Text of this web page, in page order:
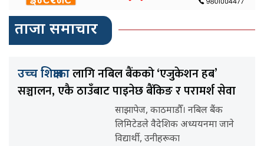
ताजा समाचार
उच्च शिक्षाकालागि नबिल बैंकको ‘एजुकेशन हब’
सञ्चालन, एकै ठाउँबाट पाइनेछ बैंकिङ र परामर्श सेवा
साझापेज, काठमाडौँ। नबिल बैंक
लिमिटेडले वैदेशिक अध्ययनमा जाने
विद्यार्थी, उनीहरूका